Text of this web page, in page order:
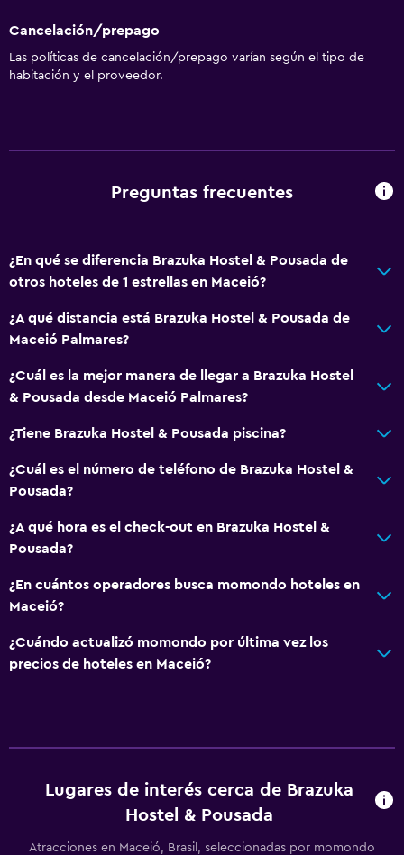
Cancelación/prepago
Las políticas de cancelación/prepago varían según el tipo de
habitación y el proveedor.
Preguntas frecuentes
¿En qué se diferencia Brazuka Hostel & Pousada de
otros hoteles de 1 estrellas en Maceió?
¿A qué distancia está Brazuka Hostel & Pousada de
Maceió Palmares?
¿Cuál es la mejor manera de llegar a Brazuka Hostel
& Pousada desde Maceió Palmares?
¿Tiene Brazuka Hostel & Pousada piscina?
¿Cuál es el número de teléfono de Brazuka Hostel &
Pousada?
¿A qué hora es el check-out en Brazuka Hostel &
Pousada?
¿En cuántos operadores busca momondo hoteles en
Maceió?
¿Cuándo actualizó momondo por última vez los
precios de hoteles en Maceió?
Lugares de interés cerca de Brazuka
Hostel & Pousada
Atracciones en Maceió, Brasil, seleccionadas por momondo